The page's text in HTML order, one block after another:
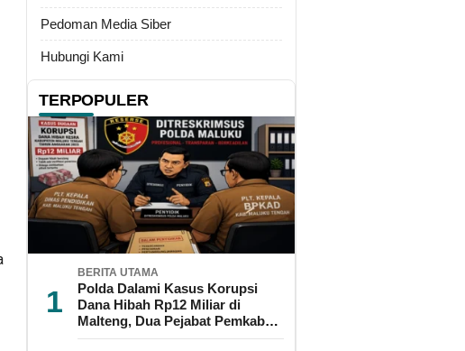
Pedoman Media Siber
Hubungi Kami
TERPOPULER
1
BERITA UTAMA
Polda Dalami Kasus Korupsi
Dana Hibah Rp12 Miliar di
Malteng, Dua Pejabat Pemkab
Diperiksa